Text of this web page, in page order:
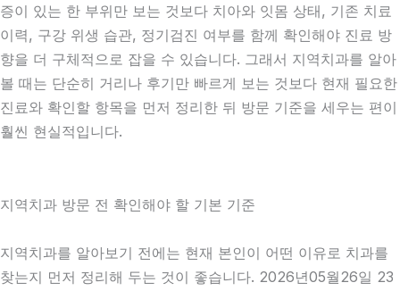
증이 있는 한 부위만 보는 것보다 치아와 잇몸 상태, 기존 치료
이력, 구강 위생 습관, 정기검진 여부를 함께 확인해야 진료 방
향을 더 구체적으로 잡을 수 있습니다. 그래서 지역치과를 알아
볼 때는 단순히 거리나 후기만 빠르게 보는 것보다 현재 필요한
진료와 확인할 항목을 먼저 정리한 뒤 방문 기준을 세우는 편이
훨씬 현실적입니다.
지역치과 방문 전 확인해야 할 기본 기준
지역치과를 알아보기 전에는 현재 본인이 어떤 이유로 치과를
찾는지 먼저 정리해 두는 것이 좋습니다. 2026년05월26일 23